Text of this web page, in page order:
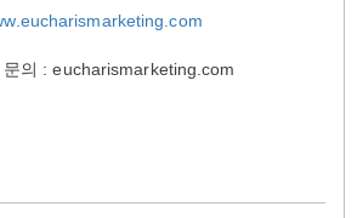
문의 : eucharismarketing.com